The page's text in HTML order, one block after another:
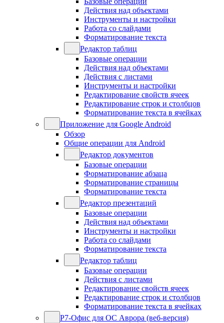
Действия над объектами
Инструменты и настройки
Работа со слайдами
Форматирование текста
Редактор таблиц
Базовые операции
Действия над объектами
Действия с листами
Инструменты и настройки
Редактирование свойств ячеек
Редактирование строк и столбцов
Форматирование текста в ячейках
Приложение для Google Android
Обзор
Общие операции для Android
Редактор документов
Базовые операции
Форматирование абзаца
Форматирование страницы
Форматирование текста
Редактор презентаций
Базовые операции
Действия над объектами
Инструменты и настройки
Работа со слайдами
Форматирование текста
Редактор таблиц
Базовые операции
Действия с листами
Редактирование свойств ячеек
Редактирование строк и столбцов
Форматирование текста в ячейках
Р7-Офис для ОС Аврора (веб-версия)